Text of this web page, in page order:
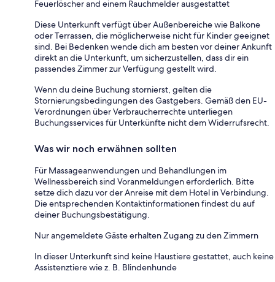
Feuerlöscher and einem Rauchmelder ausgestattet
Diese Unterkunft verfügt über Außenbereiche wie Balkone
oder Terrassen, die möglicherweise nicht für Kinder geeignet
sind. Bei Bedenken wende dich am besten vor deiner Ankunft
direkt an die Unterkunft, um sicherzustellen, dass dir ein
passendes Zimmer zur Verfügung gestellt wird.
Wenn du deine Buchung stornierst, gelten die
Stornierungsbedingungen des Gastgebers. Gemäß den EU-
Verordnungen über Verbraucherrechte unterliegen
Buchungsservices für Unterkünfte nicht dem Widerrufsrecht.
Was wir noch erwähnen sollten
Für Massageanwendungen und Behandlungen im
Wellnessbereich sind Voranmeldungen erforderlich. Bitte
setze dich dazu vor der Anreise mit dem Hotel in Verbindung.
Die entsprechenden Kontaktinformationen findest du auf
deiner Buchungsbestätigung.
Nur angemeldete Gäste erhalten Zugang zu den Zimmern
In dieser Unterkunft sind keine Haustiere gestattet, auch keine
Assistenztiere wie z. B. Blindenhunde